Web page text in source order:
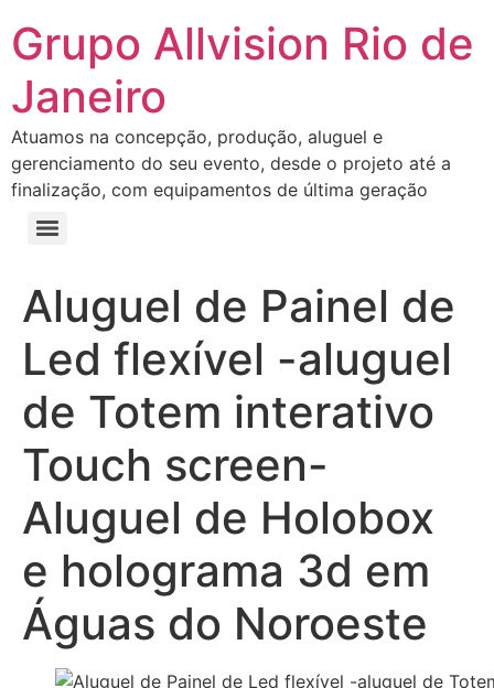
Grupo Allvision Rio de
Janeiro
Atuamos na concepção, produção, aluguel e
gerenciamento do seu evento, desde o projeto até a
finalização, com equipamentos de última geração
Aluguel de Painel de
Led flexível -aluguel
de Totem interativo
Touch screen-
Aluguel de Holobox
e holograma 3d em
Águas do Noroeste